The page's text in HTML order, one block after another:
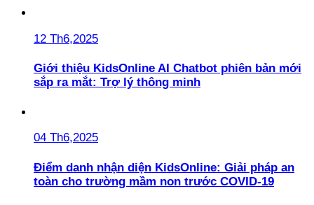
12 Th6,2025
Giới thiệu KidsOnline AI Chatbot phiên bản mới
sắp ra mắt: Trợ lý thông minh
04 Th6,2025
Điểm danh nhận diện KidsOnline: Giải pháp an
toàn cho trường mầm non trước COVID-19